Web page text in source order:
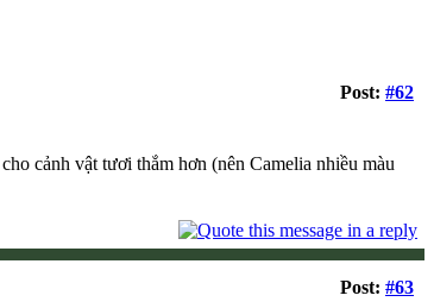
Post: #62
cảnh vật tươi thắm hơn (nên Camelia nhiều màu
Post: #63